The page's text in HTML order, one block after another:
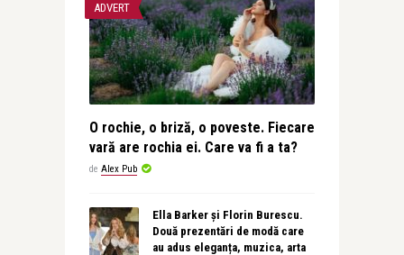
ADVERT
O rochie, o briză, o poveste. Fiecare
vară are rochia ei. Care va fi a ta?
de Alex Pub
Ella Barker și Florin Burescu.
Două prezentări de modă care
au adus eleganța, muzica, arta